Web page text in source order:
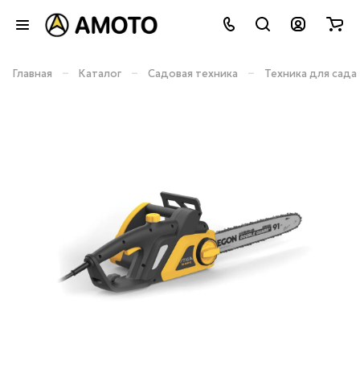
Главная – Каталог – Садовая техника – Техника для сада